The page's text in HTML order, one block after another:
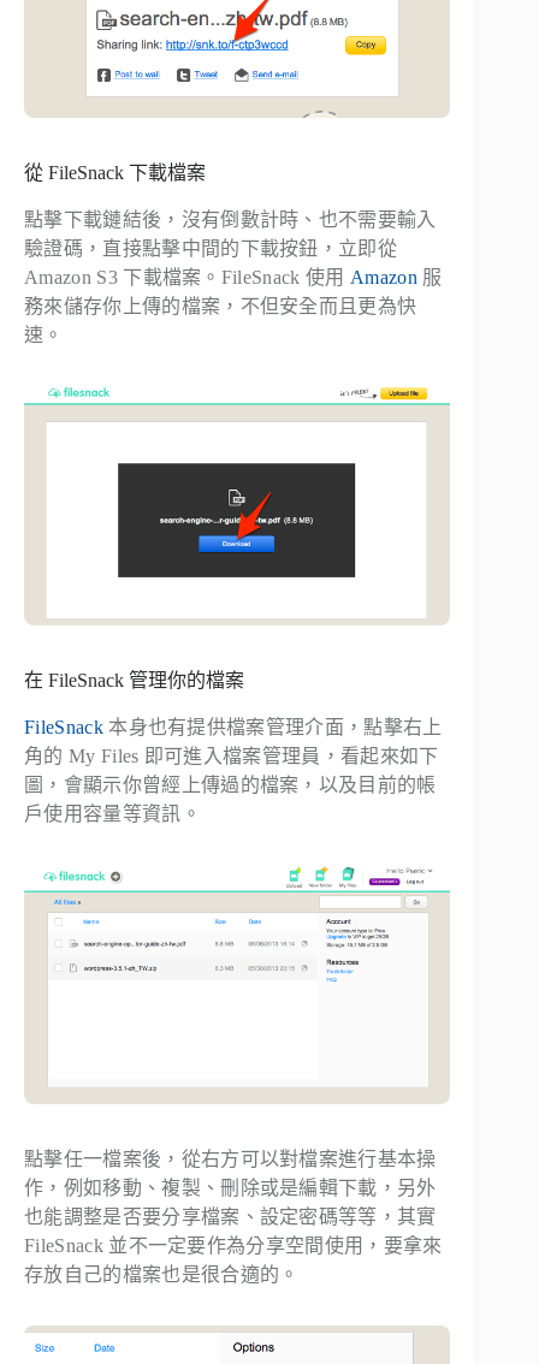
從 FileSnack 下載檔案
點擊下載鏈結後，沒有倒數計時、也不需要輸入
驗證碼，直接點擊中間的下載按鈕，立即從
Amazon S3 下載檔案。FileSnack 使用 Amazon 服
務來儲存你上傳的檔案，不但安全而且更為快
速。
在 FileSnack 管理你的檔案
FileSnack本身也有提供檔案管理介面，點擊右上
角的 My Files 即可進入檔案管理員，看起來如下
圖，會顯示你曾經上傳過的檔案，以及目前的帳
戶使用容量等資訊。
點擊任一檔案後，從右方可以對檔案進行基本操
作，例如移動、複製、刪除或是編輯下載，另外
也能調整是否要分享檔案、設定密碼等等，其實
FileSnack 並不一定要作為分享空間使用，要拿來
存放自己的檔案也是很合適的。